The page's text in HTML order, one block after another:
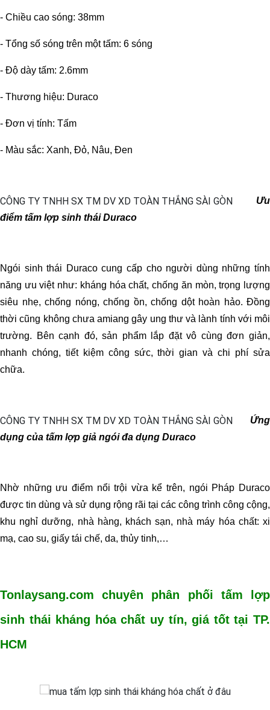
- Chiều cao sóng: 38mm
- Tổng số sóng trên một tấm: 6 sóng
- Độ dày tấm: 2.6mm
- Thương hiệu: Duraco
- Đơn vị tính: Tấm
- Màu sắc: Xanh, Đỏ, Nâu, Đen
Ưu
điểm tấm lợp sinh thái Duraco
Ngói sinh thái Duraco cung cấp cho người dùng những tính
năng ưu việt như: kháng hóa chất, chống ăn mòn, trọng lượng
siêu nhẹ, chống nóng, chống ồn, chống dột hoàn hảo. Đồng
thời cũng không chưa amiang gây ung thư và lành tính với môi
trường. Bên cạnh đó, sản phẩm lắp đặt vô cùng đơn giản,
nhanh chóng, tiết kiệm công sức, thời gian và chi phí sửa
chữa.
Ứng
dụng của tấm lợp giả ngói đa dụng Duraco
Nhờ những ưu điểm nổi trội vừa kể trên, ngói Pháp Duraco
được tin dùng và sử dụng rộng rãi tại các công trình công cộng,
khu nghỉ dưỡng, nhà hàng, khách sạn, nhà máy hóa chất: xi
mạ, cao su, giấy tái chế, da, thủy tinh,…
Tonlaysang.com chuyên phân phối tấm lợp
sinh thái kháng hóa chất uy tín, giá tốt tại TP.
HCM